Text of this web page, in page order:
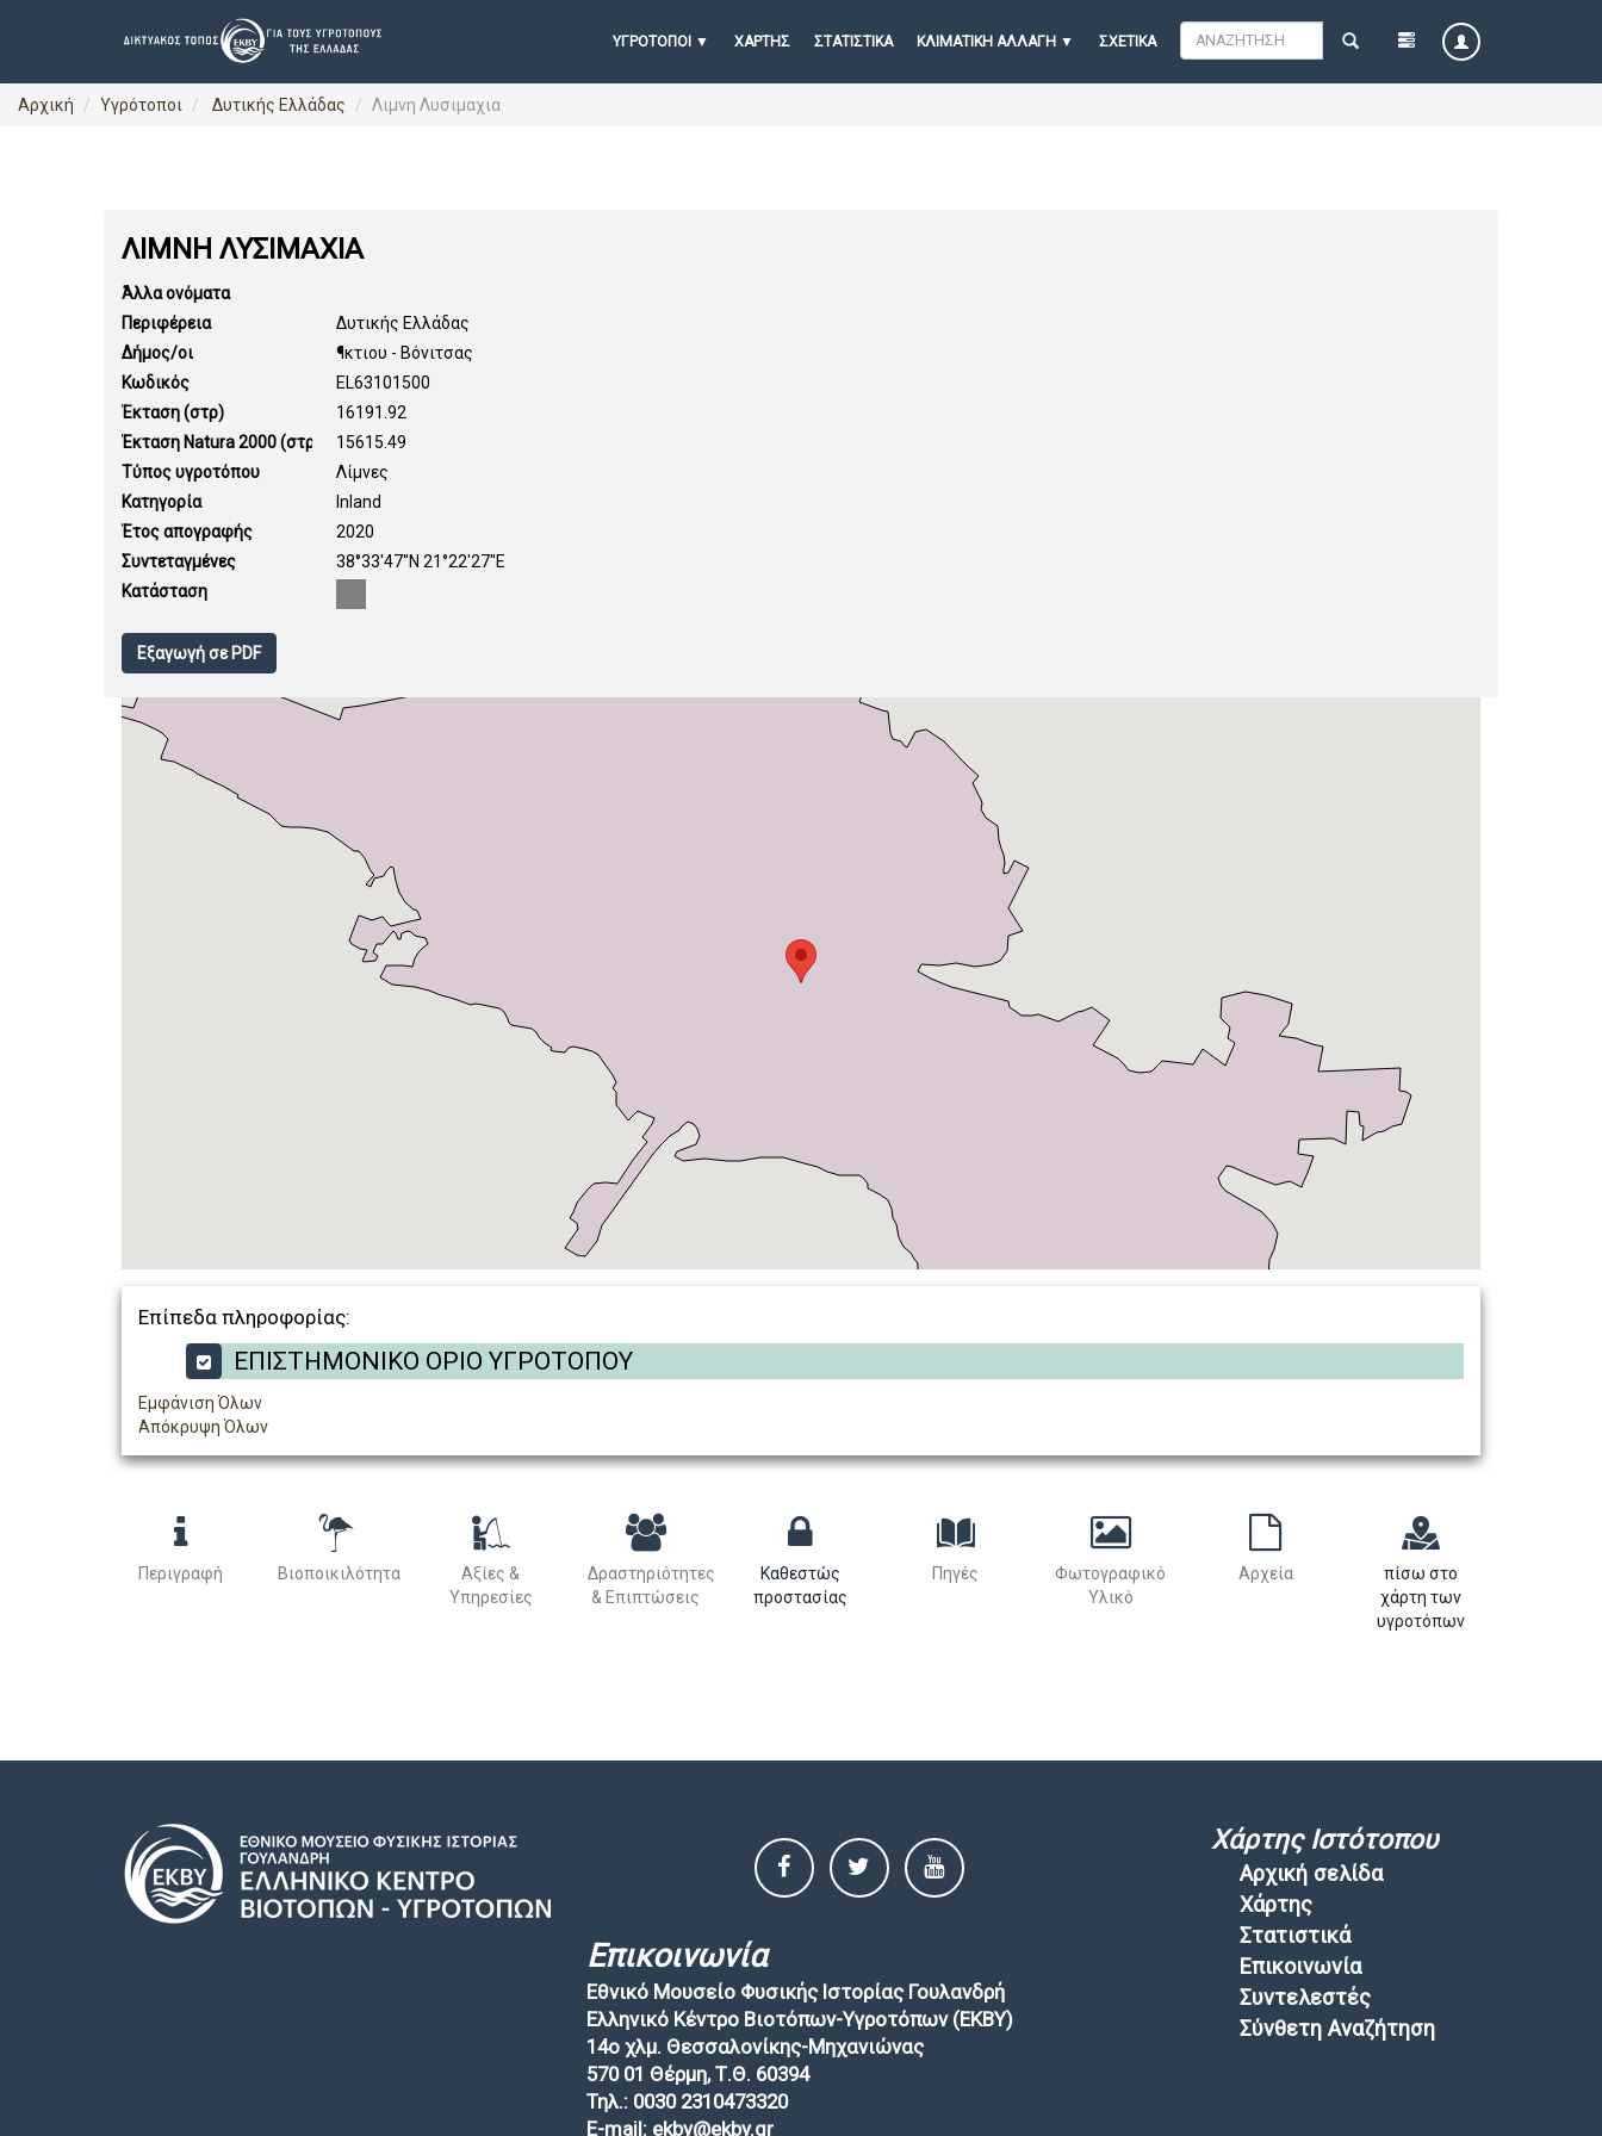
ΥΓΡΟΤΟΠΟΙ ΧΆΡΤΗΣ ΣΤΑΤΙΣΤΙΚΆ ΚΛΙΜΑΤΙΚΗ ΑΛΛΑΓΗ ΣΧΕΤΙΚΆ
Αρχική Υγρότοποι Δυτικής Ελλάδας Λιμνη Λυσιμαχια
ΛΙΜΝΗ ΛΥΣΙΜΑΧΙΑ
Άλλα ονόματα
Περιφέρεια
Δυτικής Ελλάδας
Δήμος/οι
¶κτιου - Βόνιτσας
Κωδικός
EL63101500
Έκταση (στρ)
16191.92
Έκταση Natura 2000 (στρ)
15615.49
Τύπος υγροτόπου
Λίμνες
Κατηγορία
Inland
Έτος απογραφής
2020
Συντεταγμένες
38°33'47''N 21°22'27''E
Κατάσταση
Εξαγωγή σε PDF
Επίπεδα πληροφορίας:
ΕΠΙΣΤΗΜΟΝΙΚΟ ΟΡΙΟ ΥΓΡΟΤΟΠΟΥ
Εμφάνιση Όλων
Απόκρυψη Όλων
Περιγραφή Βιοποικιλότητα
Αξίες &
Υπηρεσίες
Δραστηριότητες
& Επιπτώσεις
Καθεστώς
προστασίας
Πηγές
Φωτογραφικό
Υλικό
Αρχεία
πίσω στο
χάρτη των
υγροτόπων
Επικοινωνία
Εθνικό Μουσείο Φυσικής Ιστορίας Γουλανδρή
Ελληνικό Κέντρο Βιοτόπων-Υγροτόπων (EKBY)
14ο χλμ. Θεσσαλονίκης-Μηχανιώνας
570 01 Θέρμη, Τ.Θ. 60394
Τηλ.: 0030 2310473320
E-mail: ekby@ekby.gr
Χάρτης Ιστότοπου
Αρχική σελίδα
Χάρτης
Στατιστικά
Επικοινωνία
Συντελεστές
Σύνθετη Αναζήτηση